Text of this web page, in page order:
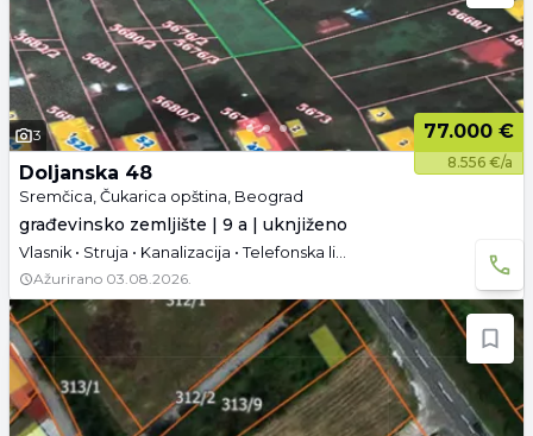
3 77.000 €
8.556 €/a
Doljanska 48
Sremčica, Čukarica opština, Beograd
građevinsko zemljište | 9 a | uknjiženo
Vlasnik • Struja • Kanalizacija • Telefonska linija
Ažurirano 03.08.2026.